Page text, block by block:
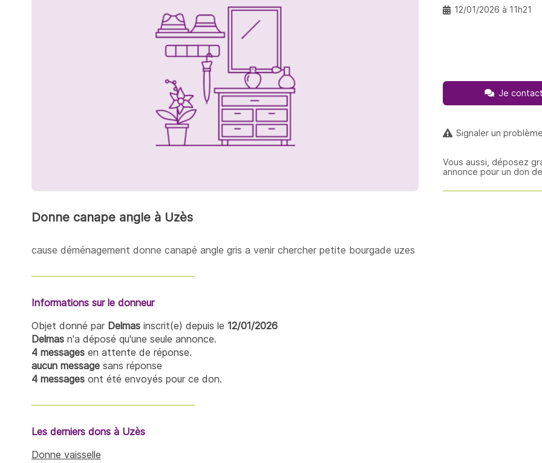
Donne canape angle à Uzès
cause déménagement donne canapé angle gris a venir chercher petite bourgade uzes
12/01/2026 à 11h21
Je
Signaler un
Vous aussi, déposez
annonce pour un don
Informations sur le donneur
Objet donné par Delmas inscrit(e) depuis le 12/01/2026
Delmas n'a déposé qu'une seule annonce.
4 messages en attente de réponse.
aucun message sans réponse
4 messages ont été envoyés pour ce don.
Les derniers dons à Uzès
Donne vaisselle